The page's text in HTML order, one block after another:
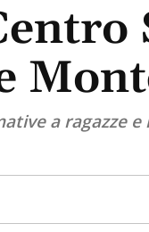
a ragazze e